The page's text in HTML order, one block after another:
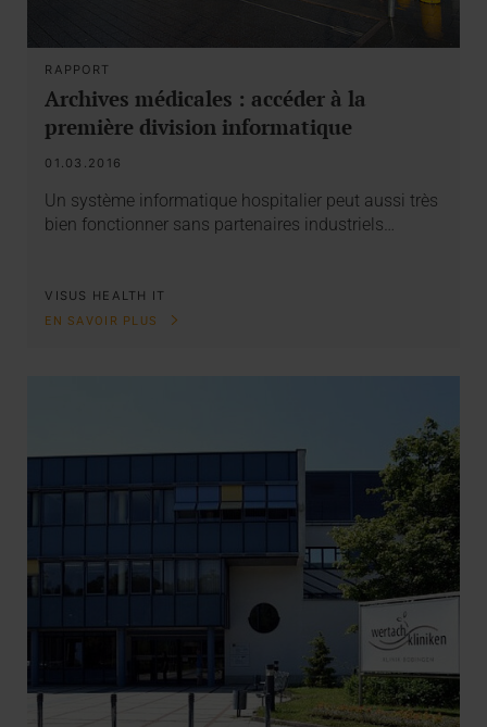
RAPPORT
Archives médicales : accéder à la
première division informatique
01.03.2016
Un système informatique hospitalier peut aussi très
bien fonctionner sans partenaires industriels…
VISUS HEALTH IT
EN SAVOIR PLUS